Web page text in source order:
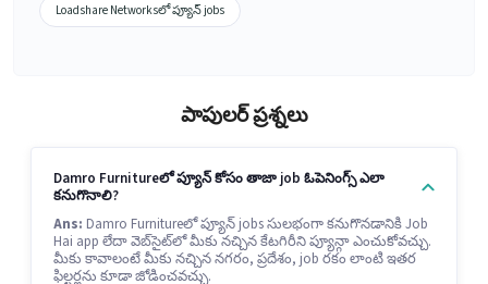
Loadshare Networksలో ప్యూన్ jobs
పాపులర్ ప్రశ్నలు
Damro Furnitureలో ప్యూన్ కోసం తాజా job ఓపెనింగ్స్ ఎలా
కనుగొనాలి?
Ans: Damro Furnitureలో ప్యూన్ jobs సులభంగా కనుగొనడానికి Job
Hai app లేదా వెబ్‌సైట్‌లో మీకు నచ్చిన కేటగిరీని ప్యూన్గా ఎంచుకోవచ్చు.
మీకు కావాలంటే మీకు నచ్చిన నగరం, ప్రదేశం, job రకం లాంటి ఇతర
ఫిల్టర్లను కూడా జోడించవచ్చు.